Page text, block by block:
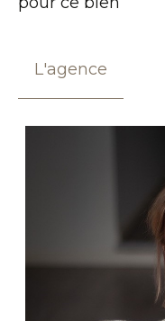
L'agence